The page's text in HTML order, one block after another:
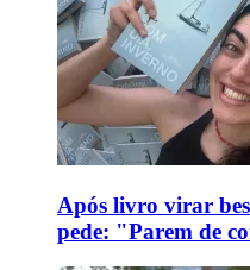
Após livro virar
pede: "Parem de